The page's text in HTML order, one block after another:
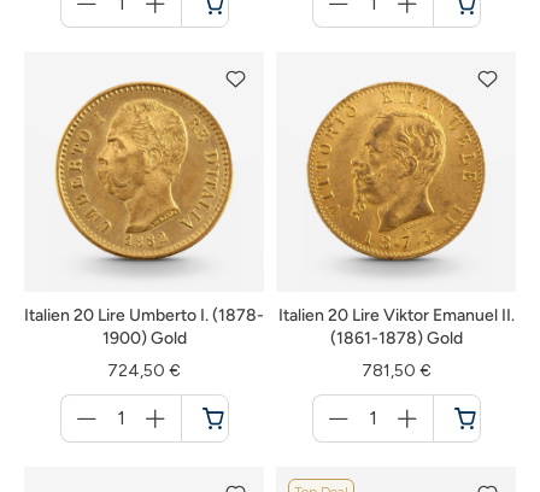
für
Warenkorb
für
Warenkorb
Italien 20 Lire Umberto I. (1878-
1900) Gold
724,50 €
für
Warenkorb
Italien 20 Lire Viktor Emanuel II.
(1861-1878) Gold
781,50 €
für
Warenkorb